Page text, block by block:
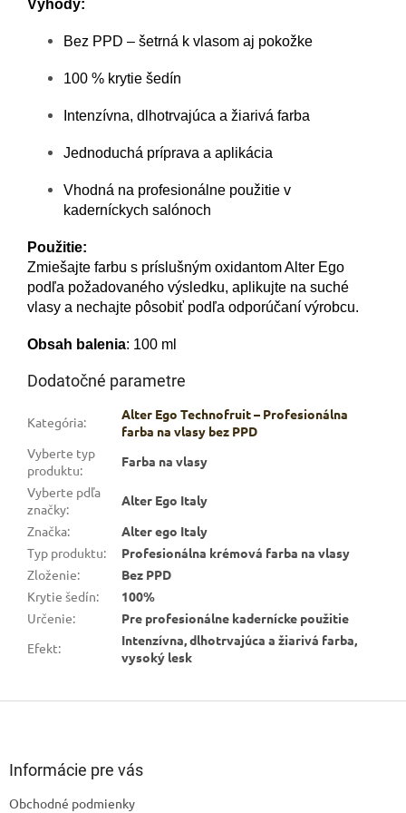
Výhody:
Bez PPD – šetrná k vlasom aj pokožke
100 % krytie šedín
Intenzívna, dlhotrvajúca a žiarivá farba
Jednoduchá príprava a aplikácia
Vhodná na profesionálne použitie v
kaderníckych salónoch
Použitie:
Zmiešajte farbu s príslušným oxidantom Alter Ego
podľa požadovaného výsledku, aplikujte na suché
vlasy a nechajte pôsobiť podľa odporúčaní výrobcu.
Obsah balenia: 100 ml
Dodatočné parametre
Kategória:
Alter Ego Technofruit – Profesionálna
farba na vlasy bez PPD
Vyberte typ
produktu:
Farba na vlasy
Vyberte pdľa
značky:
Alter Ego Italy
Značka:
Alter ego Italy
Typ produktu:
Profesionálna krémová farba na vlasy
Zloženie:
Bez PPD
Krytie šedín:
100%
Určenie:
Pre profesionálne kadernícke použitie
Efekt:
Intenzívna, dlhotrvajúca a žiarivá farba,
vysoký lesk
Informácie pre vás
Obchodné podmienky